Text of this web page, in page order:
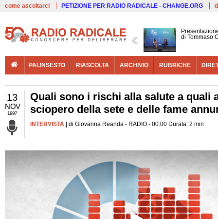
come ascoltarci PETIZIONE PER RADIO RADICALE - CHANGE.ORG
di Tommaso
PALINSESTO RIASCOLTA ARCHIVIO RUBRICHE
13
NOV
1997
Quali sono i rischi alla salute a quali
sciopero della sete e delle fame
INTERVISTA | di Giovanna Reanda - RADIO - 00:00 Durata: 2 min